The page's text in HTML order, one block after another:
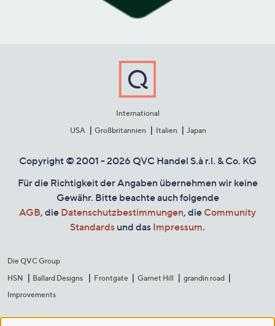
International
USA
Großbritannien Italien Japan
Copyright © 2001 - 2026 QVC Handel S.à r.l. & Co. KG
Für die Richtigkeit der Angaben übernehmen wir keine
Gewähr. Bitte beachte auch folgende
AGB, die Datenschutzbestimmungen, die Community
Standards und das Impressum.
Die QVC Group
HSN
Ballard Designs Frontgate Garnet Hill
grandin road
Improvements